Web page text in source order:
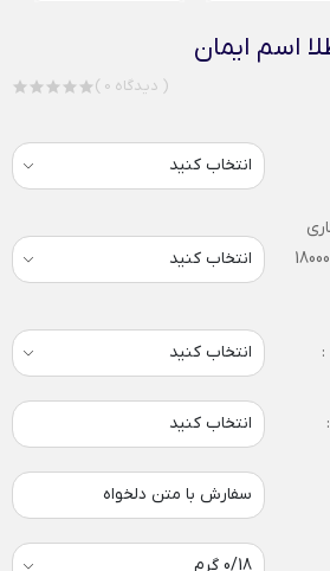
اسم ایمان
( 0 دیدگاه )
زنجیرطلا) 180000
:
انتخاب کنید
سفارش با متن دلخواه